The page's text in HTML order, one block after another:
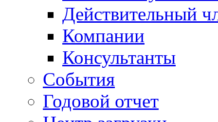
Действительный
Компании
Консультанты
События
Годовой отчет